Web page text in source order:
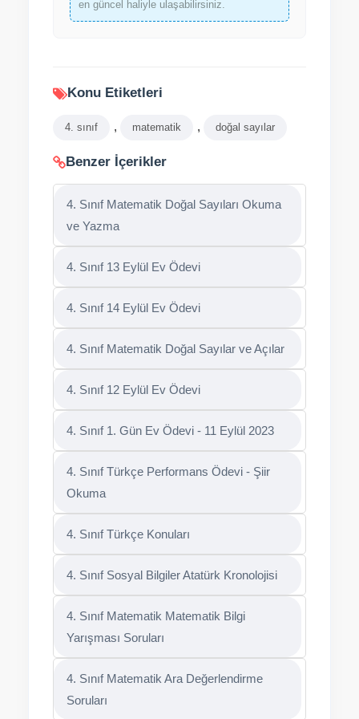
en güncel haliyle ulaşabilirsiniz.
Konu Etiketleri
4. sınıf , matematik , doğal sayılar
Benzer İçerikler
4. Sınıf Matematik Doğal Sayıları Okuma
ve Yazma
4. Sınıf 13 Eylül Ev Ödevi
4. Sınıf 14 Eylül Ev Ödevi
4. Sınıf Matematik Doğal Sayılar ve Açılar
4. Sınıf 12 Eylül Ev Ödevi
4. Sınıf 1. Gün Ev Ödevi - 11 Eylül 2023
4. Sınıf Türkçe Performans Ödevi - Şiir
Okuma
4. Sınıf Türkçe Konuları
4. Sınıf Sosyal Bilgiler Atatürk Kronolojisi
4. Sınıf Matematik Matematik Bilgi
Yarışması Soruları
4. Sınıf Matematik Ara Değerlendirme
Soruları